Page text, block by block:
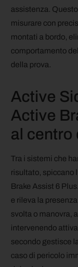
assistenza.
misurare con
montati a bordo,
comportamento
della prova.
Active
Active
al centro
Tra i sistemi che
risultato, spiccano
Brake Assist 6
e rileva la
svolta o manovra,
intervenendo
secondo gestisce
caso di pericolo